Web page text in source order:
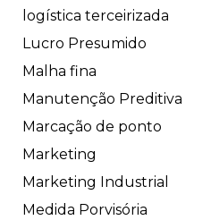
logística terceirizada
Lucro Presumido
Malha fina
Manutenção Preditiva
Marcação de ponto
Marketing
Marketing Industrial
Medida Porvisória